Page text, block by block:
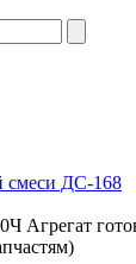
смеси ДС-168
Агрегат